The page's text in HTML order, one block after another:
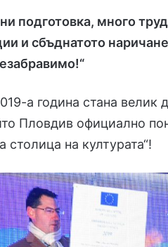
подготовка, много
и сбъднатото
а година стана велик
Пловдив официално
столица на културата“!